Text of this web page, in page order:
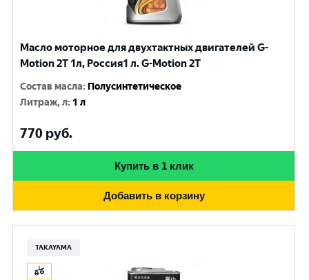
Масло моторное для двухтактных двигателей G-
Motion 2T 1л, Россия1 л. G-Motion 2T
Состав масла: Полусинтетическое
Литраж, л: 1 л
770 руб.
Купить в 1 клик
Добавить в корзину
TAKAYAMA